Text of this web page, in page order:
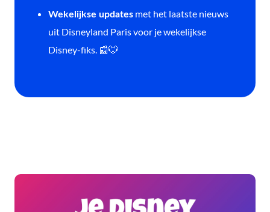
Wekelijkse updates met het laatste nieuws
uit Disneyland Paris voor je wekelijkse
Disney-fiks. 📰🐭